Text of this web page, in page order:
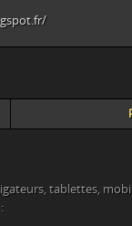
tablettes,